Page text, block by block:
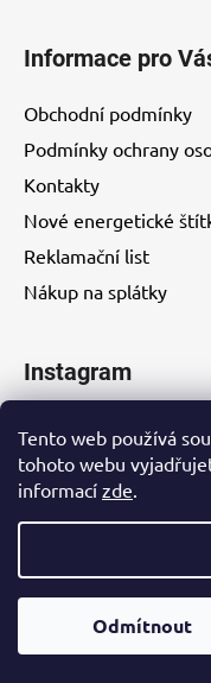
Tento web používá
tohoto webu
informací zde.
Odmítnout
Informace pro
Obchodní podmínky
Podmínky ochrany
Kontakty
Nové energetické
Reklamační list
Nákup na splátky
Instagram
Copyright 2026
vyhrazena.